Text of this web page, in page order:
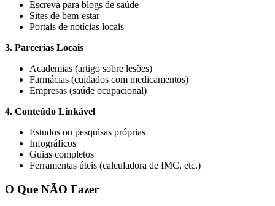
Escreva para blogs de saúde
Sites de bem-estar
Portais de notícias locais
3. Parcerias Locais
Academias (artigo sobre lesões)
Farmácias (cuidados com medicamentos)
Empresas (saúde ocupacional)
4. Conteúdo Linkável
Estudos ou pesquisas próprias
Infográficos
Guias completos
Ferramentas úteis (calculadora de IMC, etc.)
O Que NÃO Fazer